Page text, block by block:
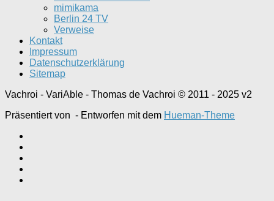
mimikama
Berlin 24 TV
Verweise
Kontakt
Impressum
Datenschutzerklärung
Sitemap
Vachroi - VariAble - Thomas de Vachroi © 2011 - 2025 v2
Präsentiert von - Entworfen mit dem Hueman-Theme